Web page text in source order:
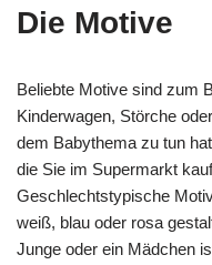
Die Motive
Beliebte Motive sind zum
Kinderwagen, Störche
dem Babythema zu tun
die Sie im Supermarkt
Geschlechtstypische
weiß, blau oder rosa
Junge oder ein Mädchen